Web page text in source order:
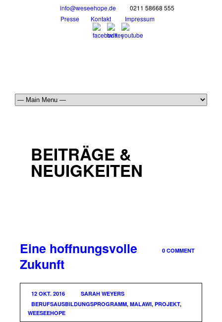
info@weseehope.de
0211 58668 555
Presse
Kontakt Impressum
BEITRÄGE &
NEUIGKEITEN
0 COMMENT
Eine hoffnungsvolle
Zukunft
12 OKT. 2016
SARAH WEYERS
BERUFSAUSBILDUNGSPROGRAMM, MALAWI, PROJEKT,
WEESEEHOPE